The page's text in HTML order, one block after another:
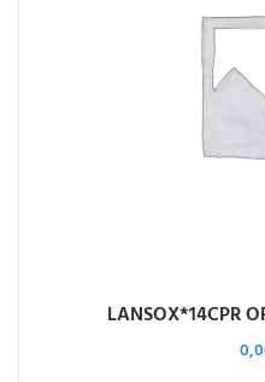
LANSOX*14CPR